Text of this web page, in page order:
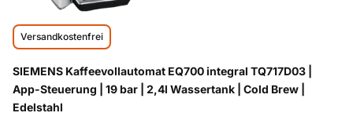
Versandkostenfrei
SIEMENS Kaffeevollautomat EQ700 integral TQ717D03 |
App-Steuerung | 19 bar | 2,4l Wassertank | Cold Brew |
Edelstahl